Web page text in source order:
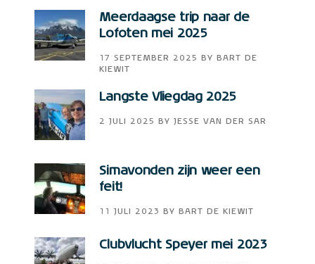
Meerdaagse trip naar de
Lofoten mei 2025
17 SEPTEMBER 2025 BY
BART DE
KIEWIT
Langste Vliegdag 2025
2 JULI 2025 BY JESSE VAN DER SAR
Simavonden zijn weer een
feit!
11 JULI 2023 BY BART DE KIEWIT
Clubvlucht Speyer mei 2023